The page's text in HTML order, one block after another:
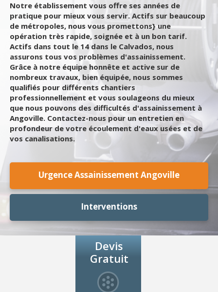
Notre établissement vous offre ses années de
pratique pour mieux vous servir. Actifs sur beaucoup
de métropoles, nous vous promettons} une
opération très rapide, soignée et à un bon tarif.
Actifs dans tout le 14 dans le Calvados, nous
assurons tous vos problèmes d'assainissement.
Grâce à notre équipe honnête et active sur de
nombreux travaux, bien équipée, nous sommes
qualifiés pour différents chantiers
professionnellement et vous soulageons du mieux
que nous pouvons des difficultés d'assainissement à
Angoville. Contactez-nous pour un entretien en
profondeur de votre écoulement d'eaux usées et de
vos canalisations.
Urgence Assainissement Angoville
Interventions
Devis
Gratuit